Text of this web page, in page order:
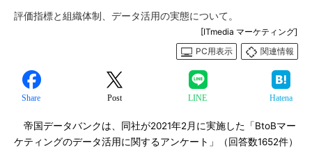
評価指標と組織体制、データ活用の実態について。
[ITmedia マーケティング]
PC用表示
関連情報
Share Post LINE Hatena
帝国データバンクは、同社が2021年2月に実施した「BtoBマー
ケティングのデータ活用に関するアンケート」（回答数1652件）